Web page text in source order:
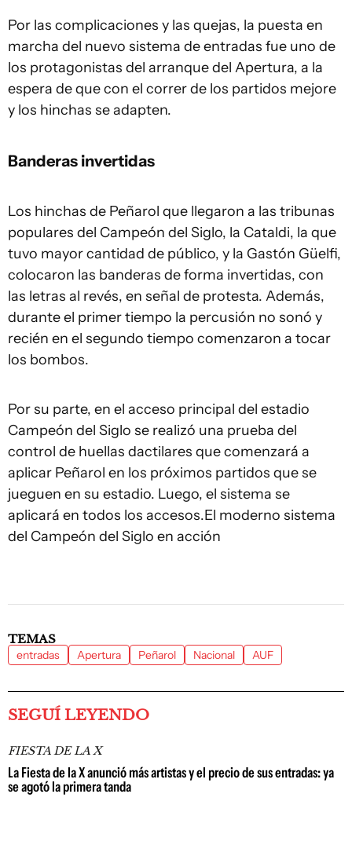
Por las complicaciones y las quejas, la puesta en
marcha del nuevo sistema de entradas fue uno de
los protagonistas del arranque del Apertura, a la
espera de que con el correr de los partidos mejore
y los hinchas se adapten.
Banderas invertidas
Los hinchas de Peñarol que llegaron a las tribunas
populares del Campeón del Siglo, la Cataldi, la que
tuvo mayor cantidad de público, y la Gastón Güelfi,
colocaron las banderas de forma invertidas, con
las letras al revés, en señal de protesta. Además,
durante el primer tiempo la percusión no sonó y
recién en el segundo tiempo comenzaron a tocar
los bombos.
Por su parte, en el acceso principal del estadio
Campeón del Siglo se realizó una prueba del
control de huellas dactilares que comenzará a
aplicar Peñarol en los próximos partidos que se
jueguen en su estadio. Luego, el sistema se
aplicará en todos los accesos.El moderno sistema
del Campeón del Siglo en acción
TEMAS
entradas Apertura Peñarol Nacional AUF
SEGUÍ LEYENDO
FIESTA DE LA X
La Fiesta de la X anunció más artistas y el precio de sus entradas: ya
se agotó la primera tanda